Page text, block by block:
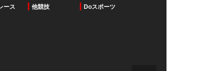
ース 他競技 Doスポーツ